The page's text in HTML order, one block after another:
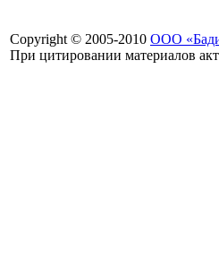
Copyright © 2005-2010 ООО
При цитировании материалов